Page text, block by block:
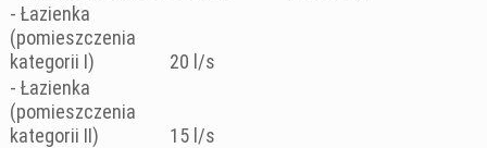
- Łazienka
(pomieszczenia
kategorii I)
20 l/s
- Łazienka
(pomieszczenia
kategorii II)
15 l/s